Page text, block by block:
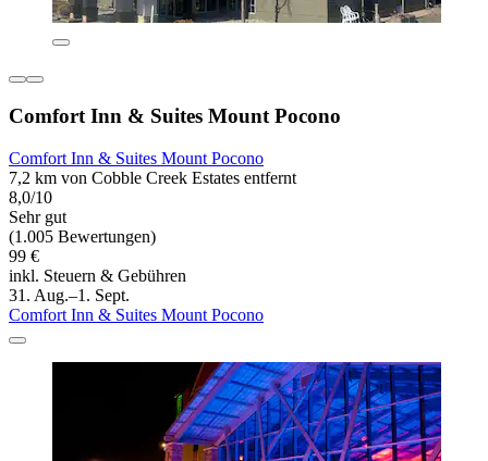
Comfort Inn & Suites Mount Pocono
Comfort Inn & Suites Mount Pocono
7,2 km von Cobble Creek Estates entfernt
8,0/10
Sehr gut
(1.005 Bewertungen)
99 €
inkl. Steuern & Gebühren
31. Aug.–1. Sept.
Comfort Inn & Suites Mount Pocono